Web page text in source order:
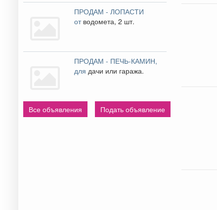
ПРОДАМ - ЛОПАСТИ
от водомета, 2 шт.
ПРОДАМ - ПЕЧЬ-КАМИН,
для дачи или гаража.
Все объявления Подать объявление